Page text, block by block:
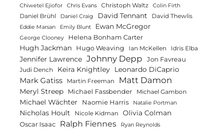
Chiwetel Ejiofor Chris Evans Christoph Waltz Colin Firth
Daniel Brühl Daniel Craig David Tennant David Thewlis
Eddie Marsan Emily Blunt Ewan McGregor
George Clooney Helena Bonham Carter
Hugh Jackman Hugo Weaving Ian McKellen Idris Elba
Jennifer Lawrence Johnny Depp Jon Favreau
Judi Dench Keira Knightley Leonardo DiCaprio
Mark Gatiss Martin Freeman Matt Damon
Meryl Streep Michael Fassbender Michael Gambon
Michael Wächter Naomie Harris Natalie Portman
Nicholas Hoult Nicole Kidman Olivia Colman
Oscar Isaac Ralph Fiennes Ryan Reynolds